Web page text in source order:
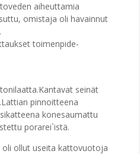
aiheuttamia
omistaja oli havainnut
toimenpide-
seinät
pinnoitteena
konesaumattu
porarei`istä.
oli ollut useita kattovuotoja